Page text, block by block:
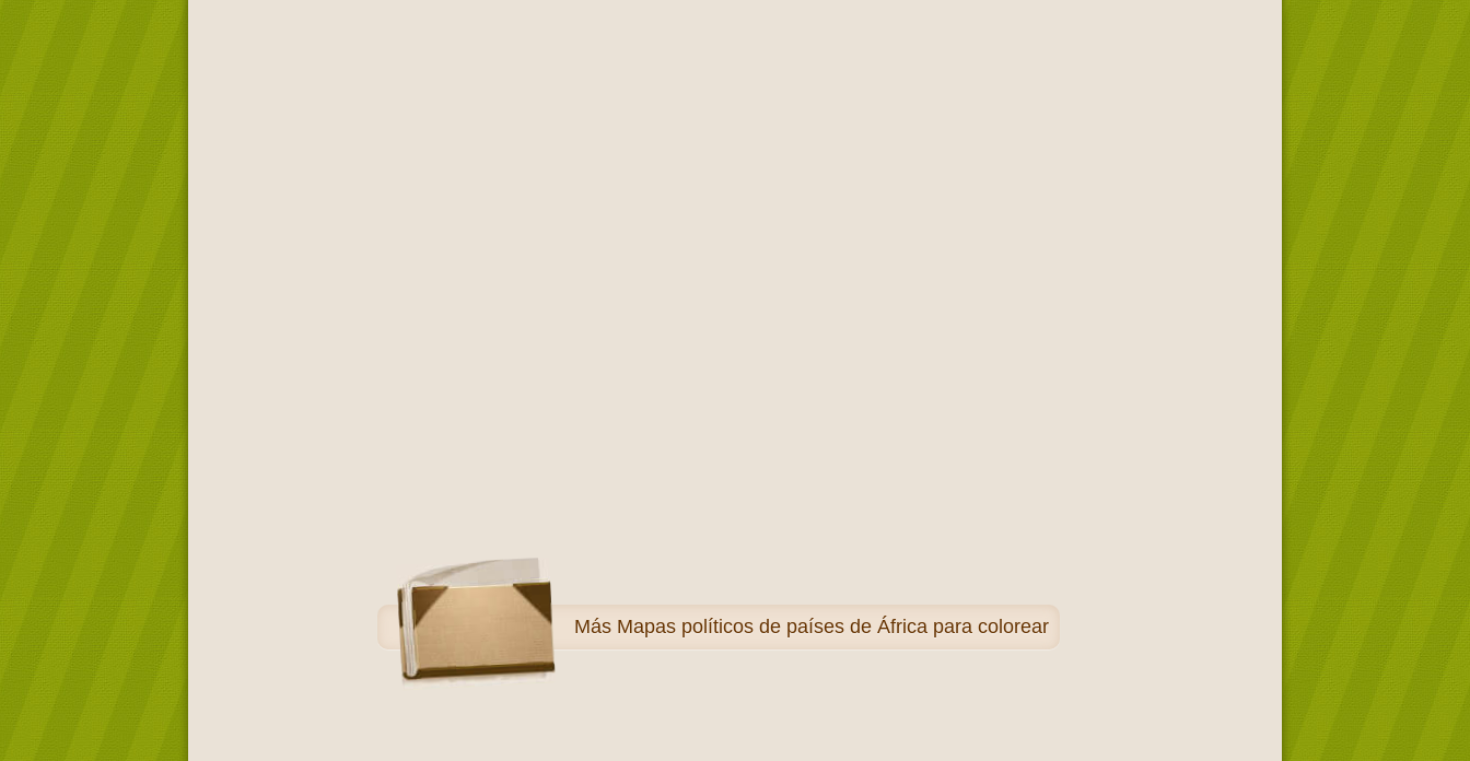
Más Mapas políticos de países de África para colorear